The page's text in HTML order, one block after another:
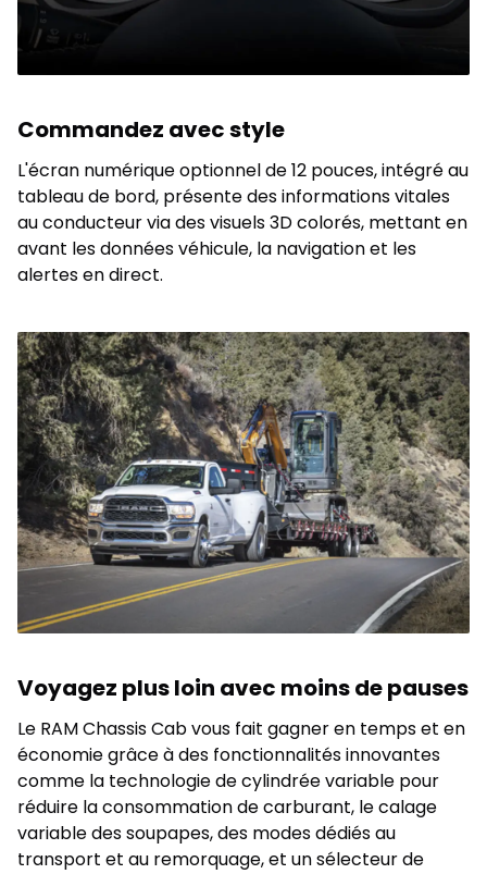
Commandez avec style
L'écran numérique optionnel de 12 pouces, intégré au
tableau de bord, présente des informations vitales
au conducteur via des visuels 3D colorés, mettant en
avant les données véhicule, la navigation et les
alertes en direct.
Voyagez plus loin avec moins de pauses
Le RAM Chassis Cab vous fait gagner en temps et en
économie grâce à des fonctionnalités innovantes
comme la technologie de cylindrée variable pour
réduire la consommation de carburant, le calage
variable des soupapes, des modes dédiés au
transport et au remorquage, et un sélecteur de